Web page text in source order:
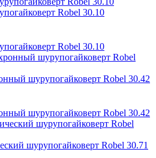
Robel 30.10
Robel 30.10
шурупогайковерт Robel 30.42
шурупогайковерт Robel 30.42
шурупогайковерт Robel 30.71